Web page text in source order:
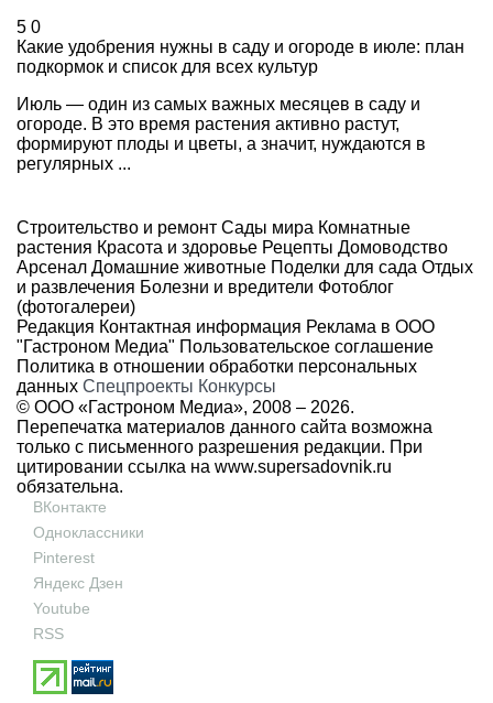
5 0
Какие удобрения нужны в саду и огороде в июле: план
подкормок и список для всех культур
Июль — один из самых важных месяцев в саду и
огороде. В это время растения активно растут,
формируют плоды и цветы, а значит, нуждаются в
регулярных ...
Строительство и ремонт Сады мира Комнатные
растения Красота и здоровье Рецепты Домоводство
Арсенал Домашние животные Поделки для сада Отдых
и развлечения Болезни и вредители Фотоблог
(фотогалереи)
Редакция Контактная информация Реклама в ООО
"Гастроном Медиа" Пользовательское соглашение
Политика в отношении обработки персональных
данных Спецпроекты Конкурсы
© ООО «Гастроном Медиа», 2008 – 2026.
Перепечатка материалов данного сайта возможна
только с письменного разрешения редакции. При
цитировании ссылка на www.supersadovnik.ru
обязательна.
ВКонтакте
Одноклассники
Pinterest
Яндекс Дзен
Youtube
RSS